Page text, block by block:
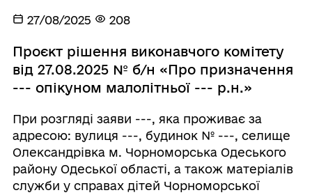
27/08/2025 208
Проєкт рішення виконавчого комітету
від 27.08.2025 № б/н «Про призначення
--- опікуном малолітньої --- р.н.»
При розгляді заяви ---, яка проживає за
адресою: вулиця ---, будинок № ---, селище
Олександрівка м. Чорноморська Одеського
району Одеської області, а також матеріалів
служби у справах дітей Чорноморської